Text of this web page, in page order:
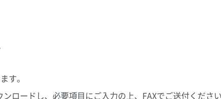
す。
ロードし、必要項目にご入力の上、FAXでご送付ください